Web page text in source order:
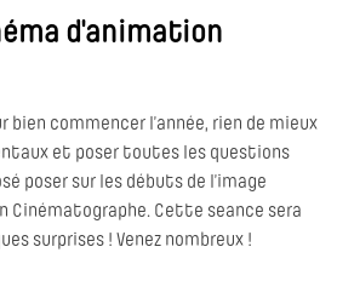
d'animation
commencer l’année, rien de mieux
et poser toutes les questions
poser sur les débuts de l’image
Cinématographe. Cette seance sera
surprises ! Venez nombreux !